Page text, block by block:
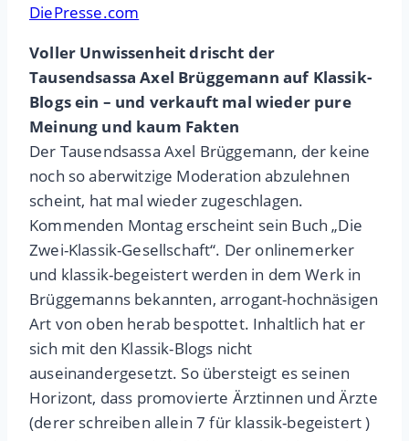
DiePresse.com
Voller Unwissenheit drischt der
Tausendsassa Axel Brüggemann auf Klassik-
Blogs ein – und verkauft mal wieder pure
Meinung und kaum Fakten
Der Tausendsassa Axel Brüggemann, der keine
noch so aberwitzige Moderation abzulehnen
scheint, hat mal wieder zugeschlagen.
Kommenden Montag erscheint sein Buch „Die
Zwei-Klassik-Gesellschaft“. Der onlinemerker
und klassik-begeistert werden in dem Werk in
Brüggemanns bekannten, arrogant-hochnäsigen
Art von oben herab bespottet. Inhaltlich hat er
sich mit den Klassik-Blogs nicht
auseinandergesetzt. So übersteigt es seinen
Horizont, dass promovierte Ärztinnen und Ärzte
(derer schreiben allein 7 für klassik-begeistert )